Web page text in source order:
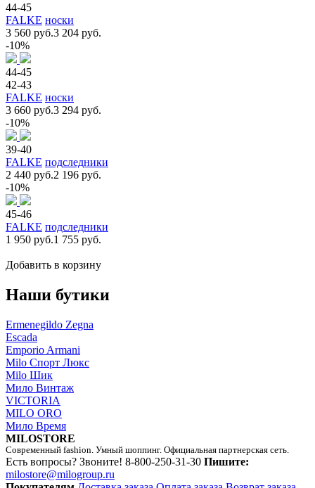
44-45
FALKE носки
3 560 руб.3 204 руб.
-10%
44-45
42-43
FALKE носки
3 660 руб.3 294 руб.
-10%
39-40
FALKE подследники
2 440 руб.2 196 руб.
-10%
45-46
FALKE подследники
1 950 руб.1 755 руб.
Добавить в корзину
Наши бутики
Ermenegildo Zegna
Escada
Emporio Armani
Milo Спорт Люкс
Milo Шик
Мило Винтаж
VICTORIA
MILO ORO
Мило Время
MILOSTORE
Современный fashion. Умный шоппинг. Официальная партнерская сеть.
Есть вопросы? Звоните! 8-800-250-31-30 Пишите:
milostore@milogroup.ru